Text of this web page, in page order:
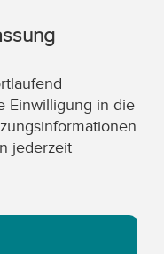
Einwilligung in die
jederzeit